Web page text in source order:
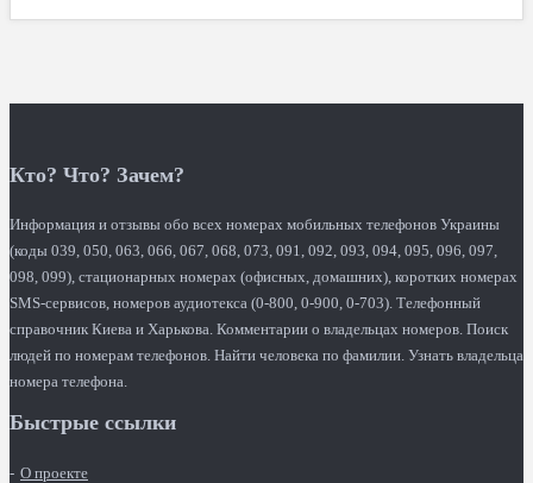
Кто? Что? Зачем?
Информация и отзывы обо всех номерах мобильных телефонов Украины
(коды 039, 050, 063, 066, 067, 068, 073, 091, 092, 093, 094, 095, 096, 097,
098, 099), стационарных номерах (офисных, домашних), коротких номерах
SMS-сервисов, номеров аудиотекса (0-800, 0-900, 0-703). Телефонный
справочник Киева и Харькова. Комментарии о владельцах номеров. Поиск
людей по номерам телефонов. Найти человека по фамилии. Узнать владельца
номера телефона.
Быстрые ссылки
О проекте